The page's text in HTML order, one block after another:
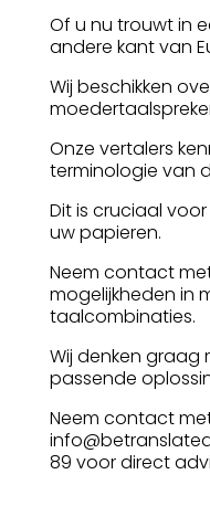
Of u nu trouwt in
andere kant van
Wij beschikken
Onze vertalers
terminologie van
Dit is cruciaal
uw papieren.
Neem contact
mogelijkheden in
taalcombinaties.
Wij denken graag
passende
Neem contact
89 voor direct